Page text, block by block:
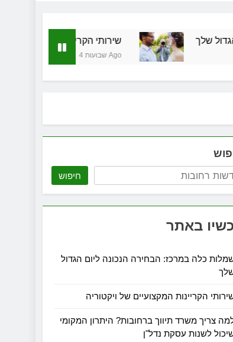
ברחובות? היתרון המקומי שיכול לשנות עסקת נדל"ן
מי מגן עליכם מול המוסד והביטוחים בירושלים
שירותי הקריינות המקצועיים של ויקטוריה
4 שבועות Ago
חיפוש
באתר
כלה במרכז: הבחירה הנכונה ליום הגדול
הקריינות המקצועיים של ויקטוריה
צריך משרד תיווך ברחובות? היתרון המקומי
לשנות עסקת נדל"ן